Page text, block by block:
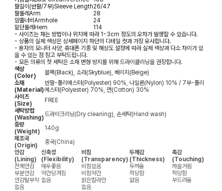
팔길이(반팔/7부)Sleeve Length26/47
팔둘레Arm
28
암홀너비Armhole
24
밑단둘레Hem
114
- 사이즈는 재는 방법이나 위치에 따라 1~3cm 정도의 오차가 발생할 수 있습니다.
- 상품의 실제 색상은 상세페이지 하단의 디테일 컷과 가장 유사합니다.
- 용자의 모니터 사양, 휴대폰 기종 및 해상도 설정에 따라 실제 색상과 다소 차이가 있
을 수 있는 점 참고 부탁드립니다.
- 모든 의류의 첫 세탁은 소재 변형 방지를 위해 드라이클리닝을 권장합니다.
색상
(Color)
블랙(Black), 소라(Skyblue), 베이지(Beige)
소재
(Material)
반팔-폴리에스터(Polyester) 90%, 나일론(Nylon) 10% / 7부-폴리
에스터(Polyester) 70%, 면(Cotton) 30%
사이즈
(Size)
FREE
세탁방법
(Washing) 드라이크리닝(Dry cleaning), 손세탁(Hand wash)
중량
(Weight)
140g
제조국
(Origin)
중국(China)
안감
(Lining)
신축성
(Flexibility)
비침
(Transparency)
두께감
(Thickness)
촉감
(Touching)
전체안감
매우좋음 비침있음 두꺼움
까슬거림
부분안감
약간당겨짐 비침약간 적당함
적당함
안감탈부착 없음 밝은칼라만 얇음
부드러움
없음
없음